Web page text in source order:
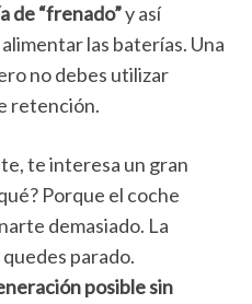
de “frenado”y así
las baterías. Una
no debes utilizar
retención.
te interesa un gran
Porque el coche
demasiado. La
parado.
posible sin